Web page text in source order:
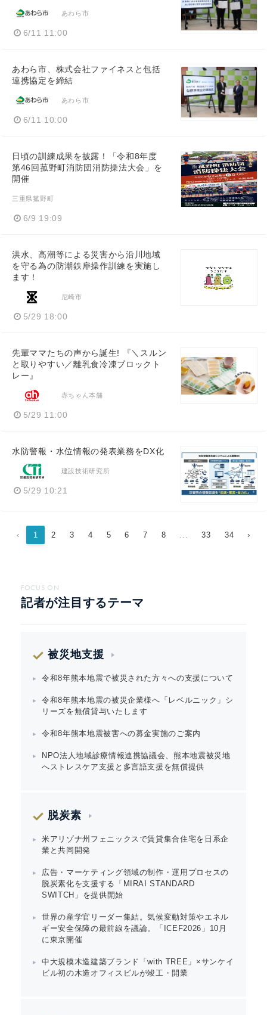
あわら市
6/11 11:00
あわら市、株式会社ファイネスと包括
連携協定を締結
あわら市
6/11 10:00
日頃の訓練成果を披露！「令和8年度
第46回菰野町消防団消防操法大会」を
開催
三重県菰野町
6/9 19:09
洪水、高潮等による災害から沿川地域
を守る為の防潮鉄扉操作訓練を実施し
ます！
尼崎市
5/29 18:00
先輩ママたちの声から誕生! 『＼スルン
と取りやすい／離乳食冷凍ブロックト
レー』
赤ちゃん本舗
5/29 11:00
水防警報・水位情報の発表業務をDX化
建設技術研究所
5/29 10:21
‹ 1 2 3 4 5 6 7 8 ... 33 34 ›
FOCUS ON
記者が注目するテーマ
被災地支援
令和8年熊本地震で被災された方々への支援について
令和8年熊本地震の被災企業様へ「レベルニック」シ
リーズを無償貸与いたします
令和8年熊本地震被害への募金実施のご案内
NPO法人地域診療情報連携協議会、熊本地震被災地
へストレスケア支援と多言語支援を無償提供
脱炭素
米アリゾナ州フェニックスで賃貸集合住宅を日系企
業と共同開発
広告・マーケティング領域の制作・運用プロセスの
脱炭素化を支援する「MIRAI STANDARD
SWITCH」を提供開始
世界の産学官リーダー集結。気候変動対策やエネル
ギー安全保障の最前線を議論。「ICEF2026」10月
に東京開催
中大規模木造建築ブランド「with TREE」×サンケイ
ビル初の木造オフィスビルが竣工・開業